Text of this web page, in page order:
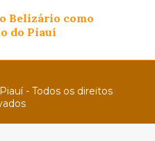
Belizário como
do Piauí
- Todos os direitos